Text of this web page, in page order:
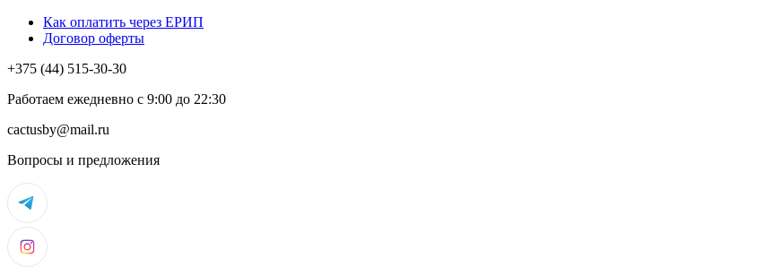
Как оплатить через ЕРИП
Договор оферты
+375 (44) 515-30-30
Работаем ежедневно с 9:00 до 22:30
cactusby@mail.ru
Вопросы и предложения